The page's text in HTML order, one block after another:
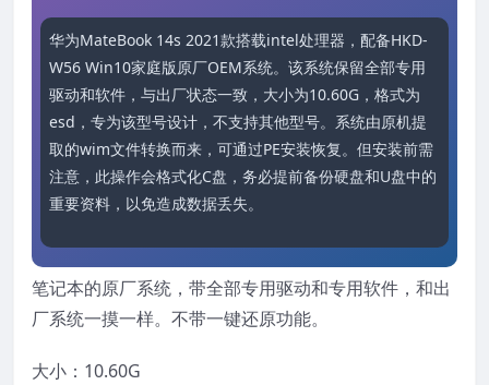
华为MateBook 14s 2021款搭载intel处理器，配备HKD-
W56 Win10家庭版原厂OEM系统。该系统保留全部专用
驱动和软件，与出厂状态一致，大小为10.60G，格式为
esd，专为该型号设计，不支持其他型号。系统由原机提
取的wim文件转换而来，可通过PE安装恢复。但安装前需
注意，此操作会格式化C盘，务必提前备份硬盘和U盘中的
重要资料，以免造成数据丢失。
笔记本的原厂系统，带全部专用驱动和专用软件，和出
厂系统一摸一样。不带一键还原功能。
大小：10.60G